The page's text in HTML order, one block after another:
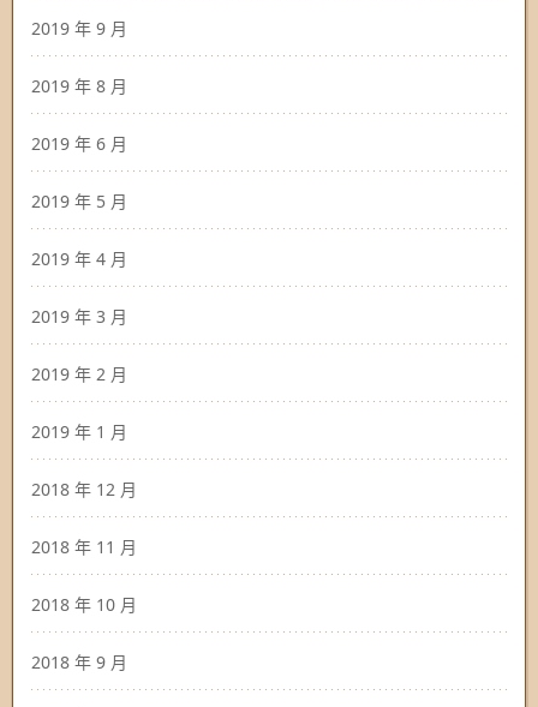
2019 年 9 月
2019 年 8 月
2019 年 6 月
2019 年 5 月
2019 年 4 月
2019 年 3 月
2019 年 2 月
2019 年 1 月
2018 年 12 月
2018 年 11 月
2018 年 10 月
2018 年 9 月